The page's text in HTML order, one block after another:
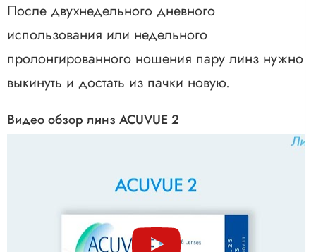
После двухнедельного дневного
использования или недельного
пролонгированного ношения пару линз нужно
выкинуть и достать из пачки новую.
Видео обзор линз ACUVUE 2